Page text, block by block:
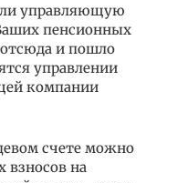
управляющую
пенсионных
и пошло
управлении
компании
счете можно
взносов на